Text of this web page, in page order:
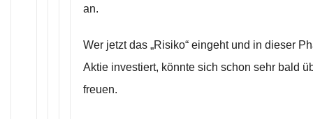
an.
Wer jetzt das „Risiko“ eingeht und in dieser
Aktie investiert, könnte sich schon sehr bald
freuen.